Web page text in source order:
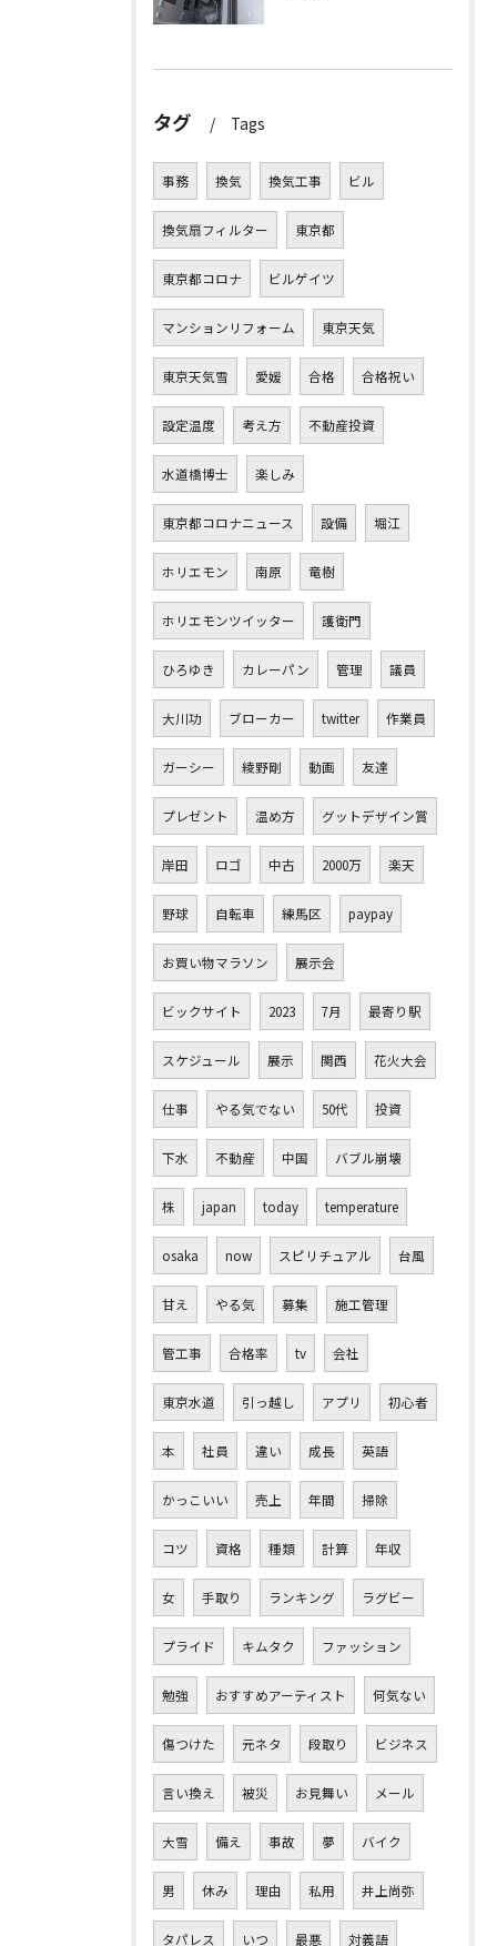
タグ Tags
事務 換気 換気工事 ビル
換気扇フィルター 東京都
東京都コロナ ビルゲイツ
マンションリフォーム 東京天気
東京天気雪 愛媛 合格 合格祝い
設定温度 考え方 不動産投資
水道橋博士 楽しみ
東京都コロナニュース 設備 堀江
ホリエモン 南原 竜樹
ホリエモンツイッター 護衛門
ひろゆき カレーパン 管理 議員
大川功 ブローカー twitter 作業員
ガーシー 綾野剛 動画 友達
プレゼント 温め方 グットデザイン賞
岸田 ロゴ 中古 2000万 楽天
野球 自転車 練馬区 paypay
お買い物マラソン 展示会
ビックサイト 2023 7月 最寄り駅
スケジュール 展示 関西 花火大会
仕事 やる気でない 50代 投資
下水 不動産 中国 バブル崩壊
株 japan today temperature
osaka now スピリチュアル 台風
甘え やる気 募集 施工管理
管工事 合格率 tv 会社
東京水道 引っ越し アプリ 初心者
本 社員 違い 成長 英語
かっこいい 売上 年間 掃除
コツ 資格 種類 計算 年収
女 手取り ランキング ラグビー
プライド キムタク ファッション
勉強 おすすめアーティスト 何気ない
傷つけた 元ネタ 段取り ビジネス
言い換え 被災 お見舞い メール
大雪 備え 事故 夢 バイク
男 休み 理由 私用 井上尚弥
タパレス いつ 最悪 対義語